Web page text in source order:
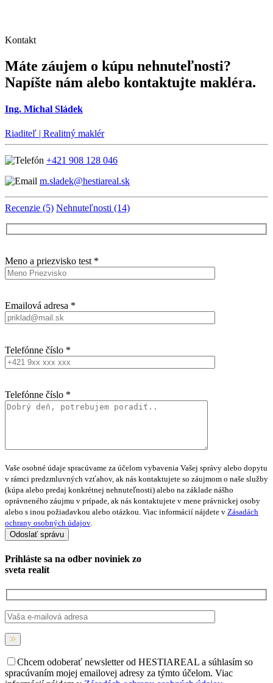
Kontakt
Máte záujem o kúpu nehnuteľnosti?
Napíšte nám alebo kontaktujte makléra.
Ing. Michal Sládek
Riaditeľ | Realitný maklér
+421 908 128 046
m.sladek@hestiareal.sk
Recenzie (5) Nehnuteľnosti (14)
Meno a priezvisko test *
Emailová adresa *
Telefónne číslo *
Telefónne číslo *
Vaše osobné údaje spracúvame za účelom vybavenia Vašej správy alebo dopytu
v rámci predzmluvných vzťahov, ak nás kontaktujete so záujmom o naše služby
(kúpa alebo predaj konkrétnej nehnuteľnosti) alebo na základe nášho
oprávneného záujmu v prípade, ak nás kontaktujete v mene právnickej osoby
alebo s inou požiadavkou alebo otázkou. Viac informácií nájdete v Zásadách
ochrany osobných údajov.
Prihláste sa na odber noviniek zo
sveta realít
Chcem odoberať newsletter od HESTIAREAL a súhlasím so
spracúvaním mojej emailovej adresy za týmto účelom. Viac